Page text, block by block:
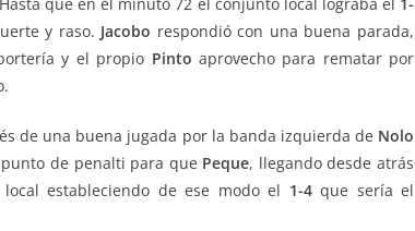
que en el minuto 72 el conjunto local lograba el 1-
y raso. Jacobo respondió con una buena parada,
y el propio Pinto aprovecho para rematar por
de una buena jugada por la banda izquierda de Nolo
de penalti para que Peque, llegando desde atrás
estableciendo de ese modo el 1-4que sería el